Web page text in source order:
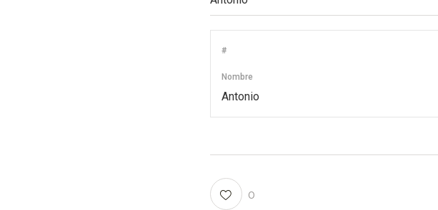
#
Nombre
Antonio
0